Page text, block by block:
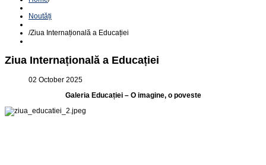
Noutăți
/Ziua Internațională a Educației
Ziua Internațională a Educației
02 October 2025
Galeria Educației – O imagine, o poveste